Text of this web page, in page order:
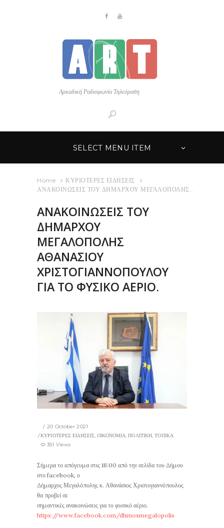
Αρκαδική Ραδιοφωνία Τηλεόραση
SELECT MENU ITEM
Home
ΚΥΡΙΟΤΕΡΕΣ ΕΙΔΗΣΕΙΣ
ΑΝΑΚΟΙΝΩΣΕΙΣ ΤΟΥ ΔΗΜΑΡΧΟΥ ΜΕΓΑΛΟΠΟΛΗΣ...
ΑΝΑΚΟΙΝΩΣΕΙΣ ΤΟΥ
ΔΗΜΑΡΧΟΥ
ΜΕΓΑΛΟΠΟΛΗΣ
ΑΘΑΝΑΣΙΟΥ
ΧΡΙΣΤΟΓΙΑΝΝΟΠΟΥΛΟΥ
ΓΙΑ ΤΟ ΦΥΣΙΚΟ ΑΕΡΙΟ.
20 October 2021
ΚΥΡΙΟΤΕΡΕΣ ΕΙΔΗΣΕΙΣ,ΟΙΚΟΝΟΜΙΑ,ΠΟΛΙΤΙΚΗ,ΤΟΠΙΚΑ
351 Views
Σήμερα το απόγευμα στις 18:00 από την σελίδα του Δήμου
στο facebook, ο
Δήμαρχος Μεγαλόπολης κ. Αθανάσιος Χριστογιαννόπουλος
θα προβεί σε
σημαντικές ανακοινώσεις για το φυσικό αέριο.
https://www.facebook.com/dhmosmegalopolis